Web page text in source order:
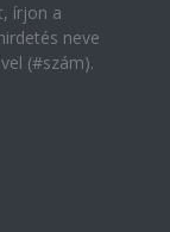
írjon a
neve
(#szám).